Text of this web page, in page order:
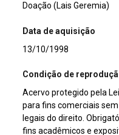
Doação (Lais Geremia)
Data de aquisição
13/10/1998
Condição de
Acervo protegido pela
para fins comerciais
legais do direito.
fins acadêmicos e